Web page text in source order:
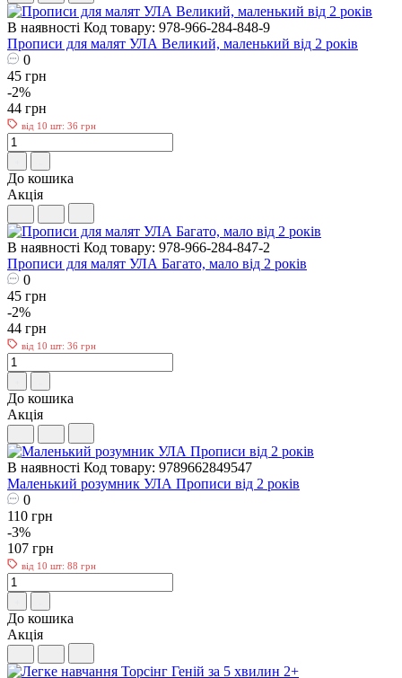
В наявності Код товару: 978-966-284-848-9
Прописи для малят УЛА Великий, маленький від 2 років
0
45 грн
-2%
44 грн
від 10 шт: 36 грн
До кошика
Акція
В наявності Код товару: 978-966-284-847-2
Прописи для малят УЛА Багато, мало від 2 років
0
45 грн
-2%
44 грн
від 10 шт: 36 грн
До кошика
Акція
В наявності Код товару: 9789662849547
Маленький розумник УЛА Прописи від 2 років
0
110 грн
-3%
107 грн
від 10 шт: 88 грн
До кошика
Акція